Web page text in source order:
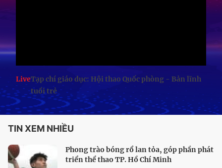
LiveTạp chí giáo dục: Hội thao Quốc phòng - Bản lĩnh
tuổi trẻ
TIN XEM NHIỀU
Phong trào bóng rổ lan tỏa, góp phần phát
triển thể thao TP. Hồ Chí Minh